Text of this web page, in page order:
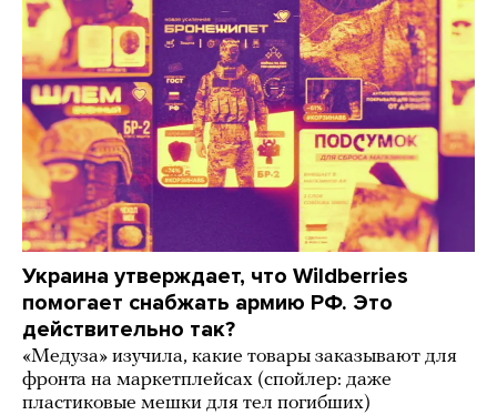
Украина утверждает, что Wildberries
помогает снабжать армию РФ. Это
действительно так?
«Медуза» изучила, какие товары заказывают для
фронта на маркетплейсах (спойлер: даже
пластиковые мешки для тел погибших)